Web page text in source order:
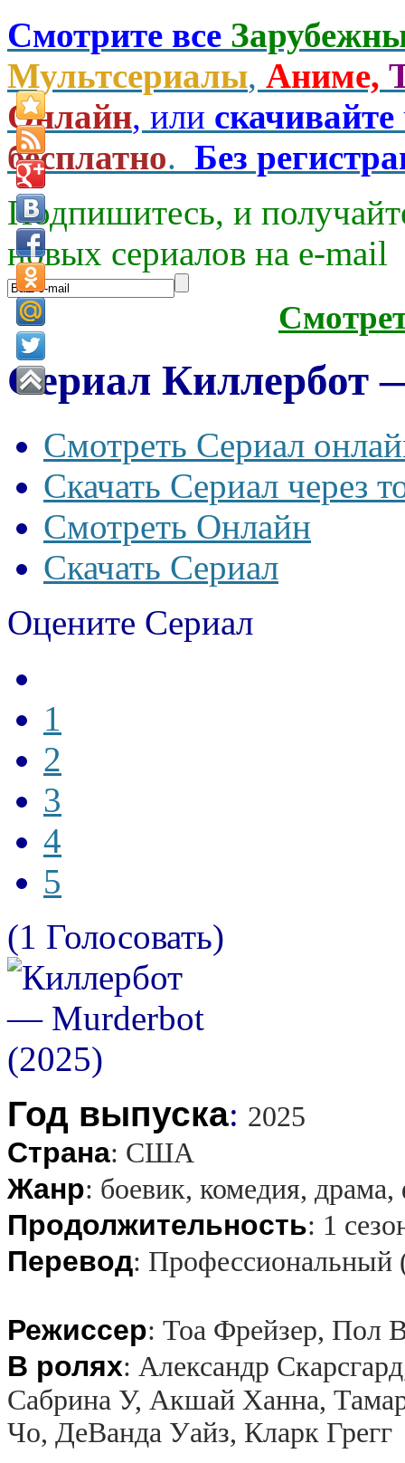
Смотрите все
Мультсериалы, Аниме,
Онлайн, или скачивайте
бесплатно. Без
Подпишитесь, и
новых сериалов на e-mаil
Сериал Киллербот
Смотреть Сериал
Скачать Сериал через
Смотреть Онлайн
Скачать Сериал
Оцените Сериал
1
2
3
4
5
(1 Голосовать)
Год выпуска: 2025
Страна: США
Жанр: боевик, комедия, драма,
Продолжительность: 1
Перевод: Профессиональный
Режиссер: Тоа Фрейзер, Пол
В ролях: Александр
Сабрина У, Акшай Ханна,
Чо, ДеВанда Уайз, Кларк Грегг